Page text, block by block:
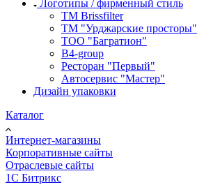
Логотипы / фирменный стиль
TM Brissfilter
ТМ "Урджарские просторы"
ТОО "Багратион"
B4-group
Ресторан "Первый"
Автосервис "Мастер"
Дизайн упаковки
Каталог
Интернет-магазины
Корпоративные сайты
Отраслевые сайты
1С Битрикс